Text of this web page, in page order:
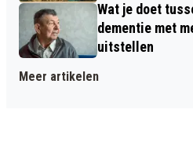
Wat je doet
dementie met
uitstellen
Meer artikelen